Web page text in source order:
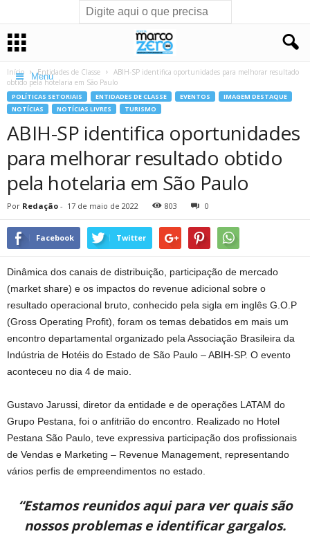
Menu
Início Entidades de Classe
ABIH-SP identifica oportunidades para melhorar resultado
obtido pela hotelaria em São Paulo
POLÍTICAS SETORIAIS ENTIDADES DE CLASSE EVENTOS
IMAGEM DESTAQUE
NOTÍCIAS
NOTÍCIAS LIVRES TURISMO
ABIH-SP identifica oportunidades
para melhorar resultado obtido
pela hotelaria em São Paulo
Por Redação - 17 de maio de 2022 803 0
Facebook Twitter
Dinâmica dos canais de distribuição, participação de mercado
(market share) e os impactos do revenue adicional sobre o
resultado operacional bruto, conhecido pela sigla em inglês G.O.P
(Gross Operating Profit), foram os temas debatidos em mais um
encontro departamental organizado pela Associação Brasileira da
Indústria de Hotéis do Estado de São Paulo – ABIH-SP. O evento
aconteceu no dia 4 de maio.
Gustavo Jarussi, diretor da entidade e de operações LATAM do
Grupo Pestana, foi o anfitrião do encontro. Realizado no Hotel
Pestana São Paulo, teve expressiva participação dos profissionais
de Vendas e Marketing – Revenue Management, representando
vários perfis de empreendimentos no estado.
“Estamos reunidos aqui para ver quais são
nossos problemas e identificar gargalos.